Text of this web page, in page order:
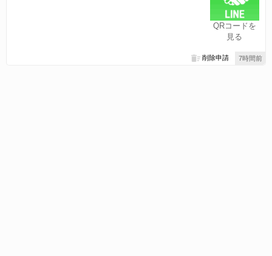
QRコードを
見る
7時間前
削除申請